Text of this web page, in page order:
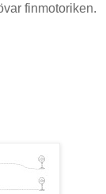
finmotoriken.